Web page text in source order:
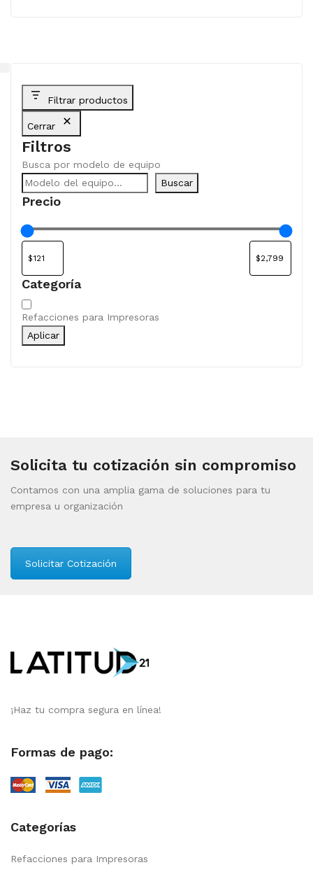
Filtrar productos
Cerrar
Filtros
Busca por modelo de equipo
Buscar
Precio
Categoría
Categoría
Refacciones para Impresoras
Aplicar
Solicita tu cotización sin compromiso
Contamos con una amplia gama de soluciones para tu
empresa u organización
Solicitar Cotización
¡Haz tu compra segura en línea!
Formas de pago:
Categorías
Refacciones para Impresoras